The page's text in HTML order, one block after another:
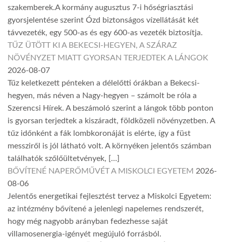
szakemberek.A kormány augusztus 7-i hőségriasztási
gyorsjelentése szerint Ózd biztonságos vízellátását két
távvezeték, egy 500-as és egy 600-as vezeték biztosítja.
TŰZ ÜTÖTT KI A BEKECSI-HEGYEN, A SZÁRAZ
NÖVÉNYZET MIATT GYORSAN TERJEDTEK A LÁNGOK
2026-08-07
Tűz keletkezett pénteken a délelőtti órákban a Bekecsi-
hegyen, más néven a Nagy-hegyen – számolt be róla a
Szerencsi Hírek. A beszámoló szerint a lángok több ponton
is gyorsan terjedtek a kiszáradt, földközeli növényzetben. A
tűz időnként a fák lombkoronáját is elérte, így a füst
messziről is jól látható volt. A környéken jelentős számban
találhatók szőlőültetvények, […]
BŐVÍTENÉ NAPERŐMŰVÉT A MISKOLCI EGYETEM 2026-
08-06
Jelentős energetikai fejlesztést tervez a Miskolci Egyetem:
az intézmény bővítené a jelenlegi napelemes rendszerét,
hogy még nagyobb arányban fedezhesse saját
villamosenergia-igényét megújuló forrásból.